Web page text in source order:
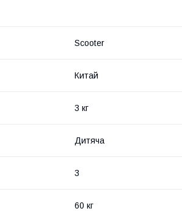
Scooter
Китай
3 кг
Дитяча
3
60 кг